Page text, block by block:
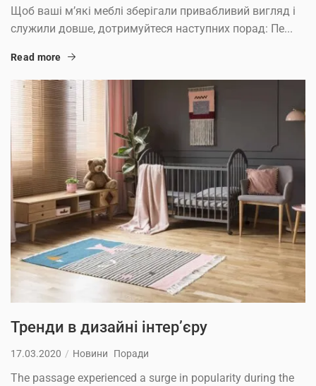
Щоб ваші м’які меблі зберігали привабливий вигляд і
служили довше, дотримуйтеся наступних порад: Пе...
Read more
Тренди в дизайні інтер’єру
17.03.2020 Новини Поради
The passage experienced a surge in popularity during the